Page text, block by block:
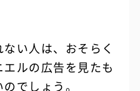
い人は、おそらく
ルの広告を見たも
でしょう。